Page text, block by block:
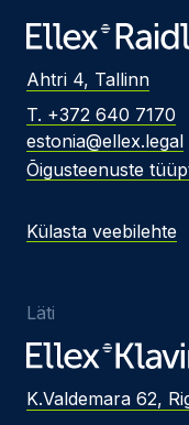
Ahtri 4, Tallinn
T. +372 640 7170
estonia@ellex.legal
Õigusteenuste
Külasta veebilehte
Läti
K.Valdemara 62,